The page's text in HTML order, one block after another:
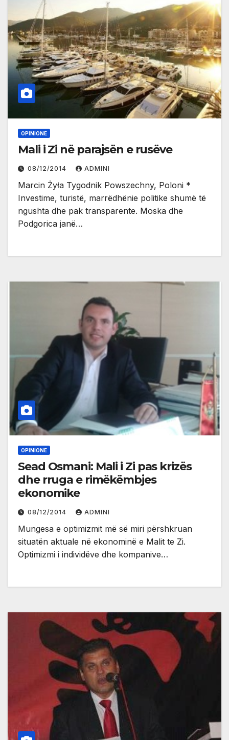
OPINIONE
Mali i Zi në parajsën e rusëve
08/12/2014 ADMINI
Marcin Żyła Tygodnik Powszechny, Poloni *
Investime, turistë, marrëdhënie politike shumë të
ngushta dhe pak transparente. Moska dhe
Podgorica janë…
OPINIONE
Sead Osmani: Mali i Zi pas krizës
dhe rruga e rimëkëmbjes
ekonomike
08/12/2014 ADMINI
Mungesa e optimizmit më së miri përshkruan
situatën aktuale në ekonominë e Malit te Zi.
Optimizmi i individëve dhe kompanive…